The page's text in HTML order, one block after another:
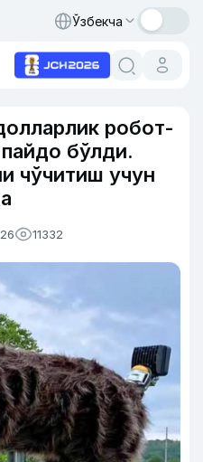
Ўзбекча
робот-
бўлди.
чўчитиш учун
11332